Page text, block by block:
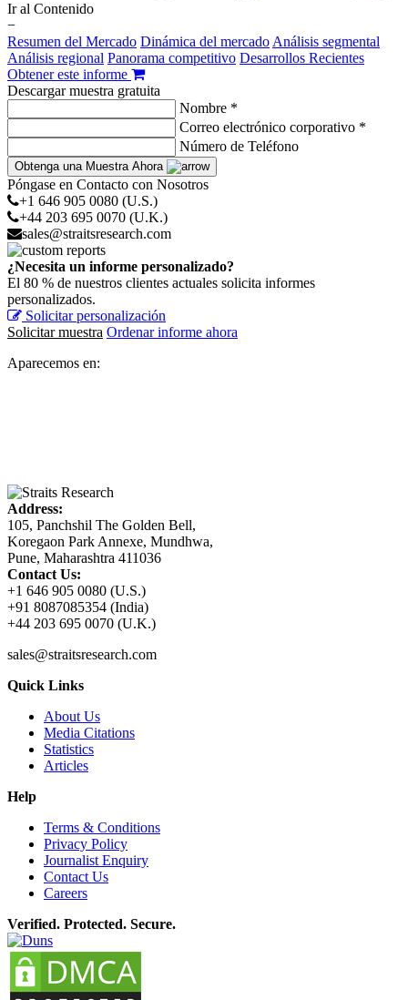
Ir al Contenido
−
Resumen del Mercado Dinámica del mercado Análisis segmental
Análisis regional Panorama competitivo Desarrollos Recientes
Obtener este informe
Descargar muestra gratuita
Nombre *
Correo electrónico corporativo *
Número de Teléfono
Obtenga una Muestra Ahora
Póngase en Contacto con Nosotros
+1 646 905 0080 (U.S.)
+44 203 695 0070 (U.K.)
sales@straitsresearch.com
¿Necesita un informe personalizado?
El 80 % de nuestros clientes actuales solicita informes
personalizados.
Solicitar personalización
Solicitar muestra Ordenar informe ahora
Aparecemos en:
Address:
105, Panchshil The Golden Bell,
Koregaon Park Annexe, Mundhwa,
Pune, Maharashtra 411036
Contact Us:
+1 646 905 0080 (U.S.)
+91 8087085354 (India)
+44 203 695 0070 (U.K.)
sales@straitsresearch.com
Quick Links
About Us
Media Citations
Statistics
Articles
Help
Terms & Conditions
Privacy Policy
Journalist Enquiry
Contact Us
Careers
Verified. Protected. Secure.